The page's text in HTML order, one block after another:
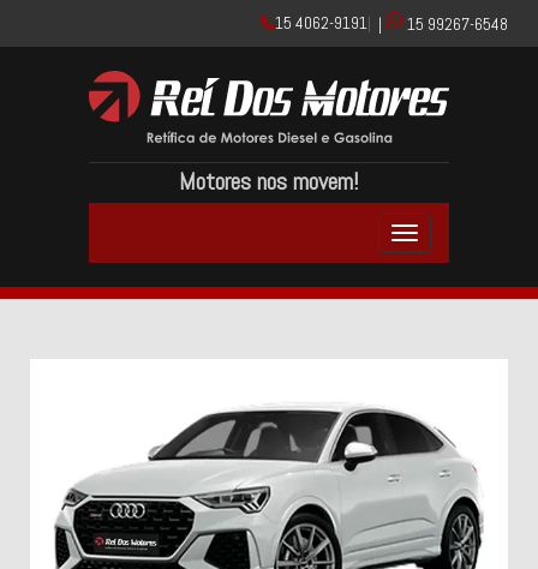
15 4062-9191| | 15 99267-6548
Motores nos movem!